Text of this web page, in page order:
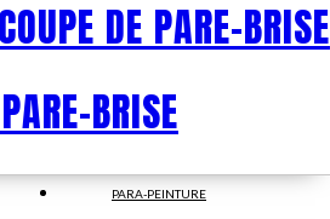
DE PARE-BRISE
BRISE
PARA-PEINTURE